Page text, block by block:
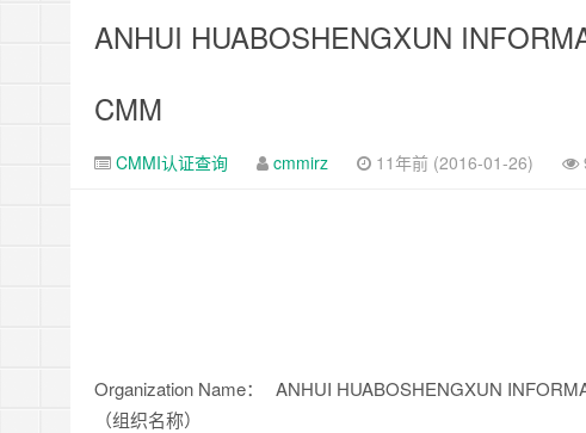
老薛主机-优质海外主机服务商，猛戳抢购，推荐码
ANHUI HUABOSHENGXUN
CMM
CMMI认证查询 cmmirz 11年前 (2016-01-26)
Organization Name：
（组织名称）
ANHUI HUABOSHENGXUN